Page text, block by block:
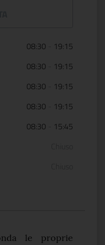
08:30 19:15
08:30 19:15
08:30 19:15
08:30 19:15
08:30 15:45
le proprie